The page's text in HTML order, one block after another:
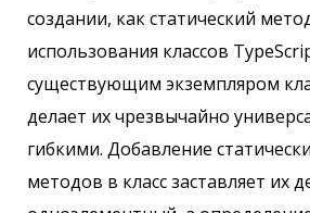
создании, как статический
использования классов
существующим экземпляром
делает их чрезвычайно
гибкими. Добавление
методов в класс заставляет их